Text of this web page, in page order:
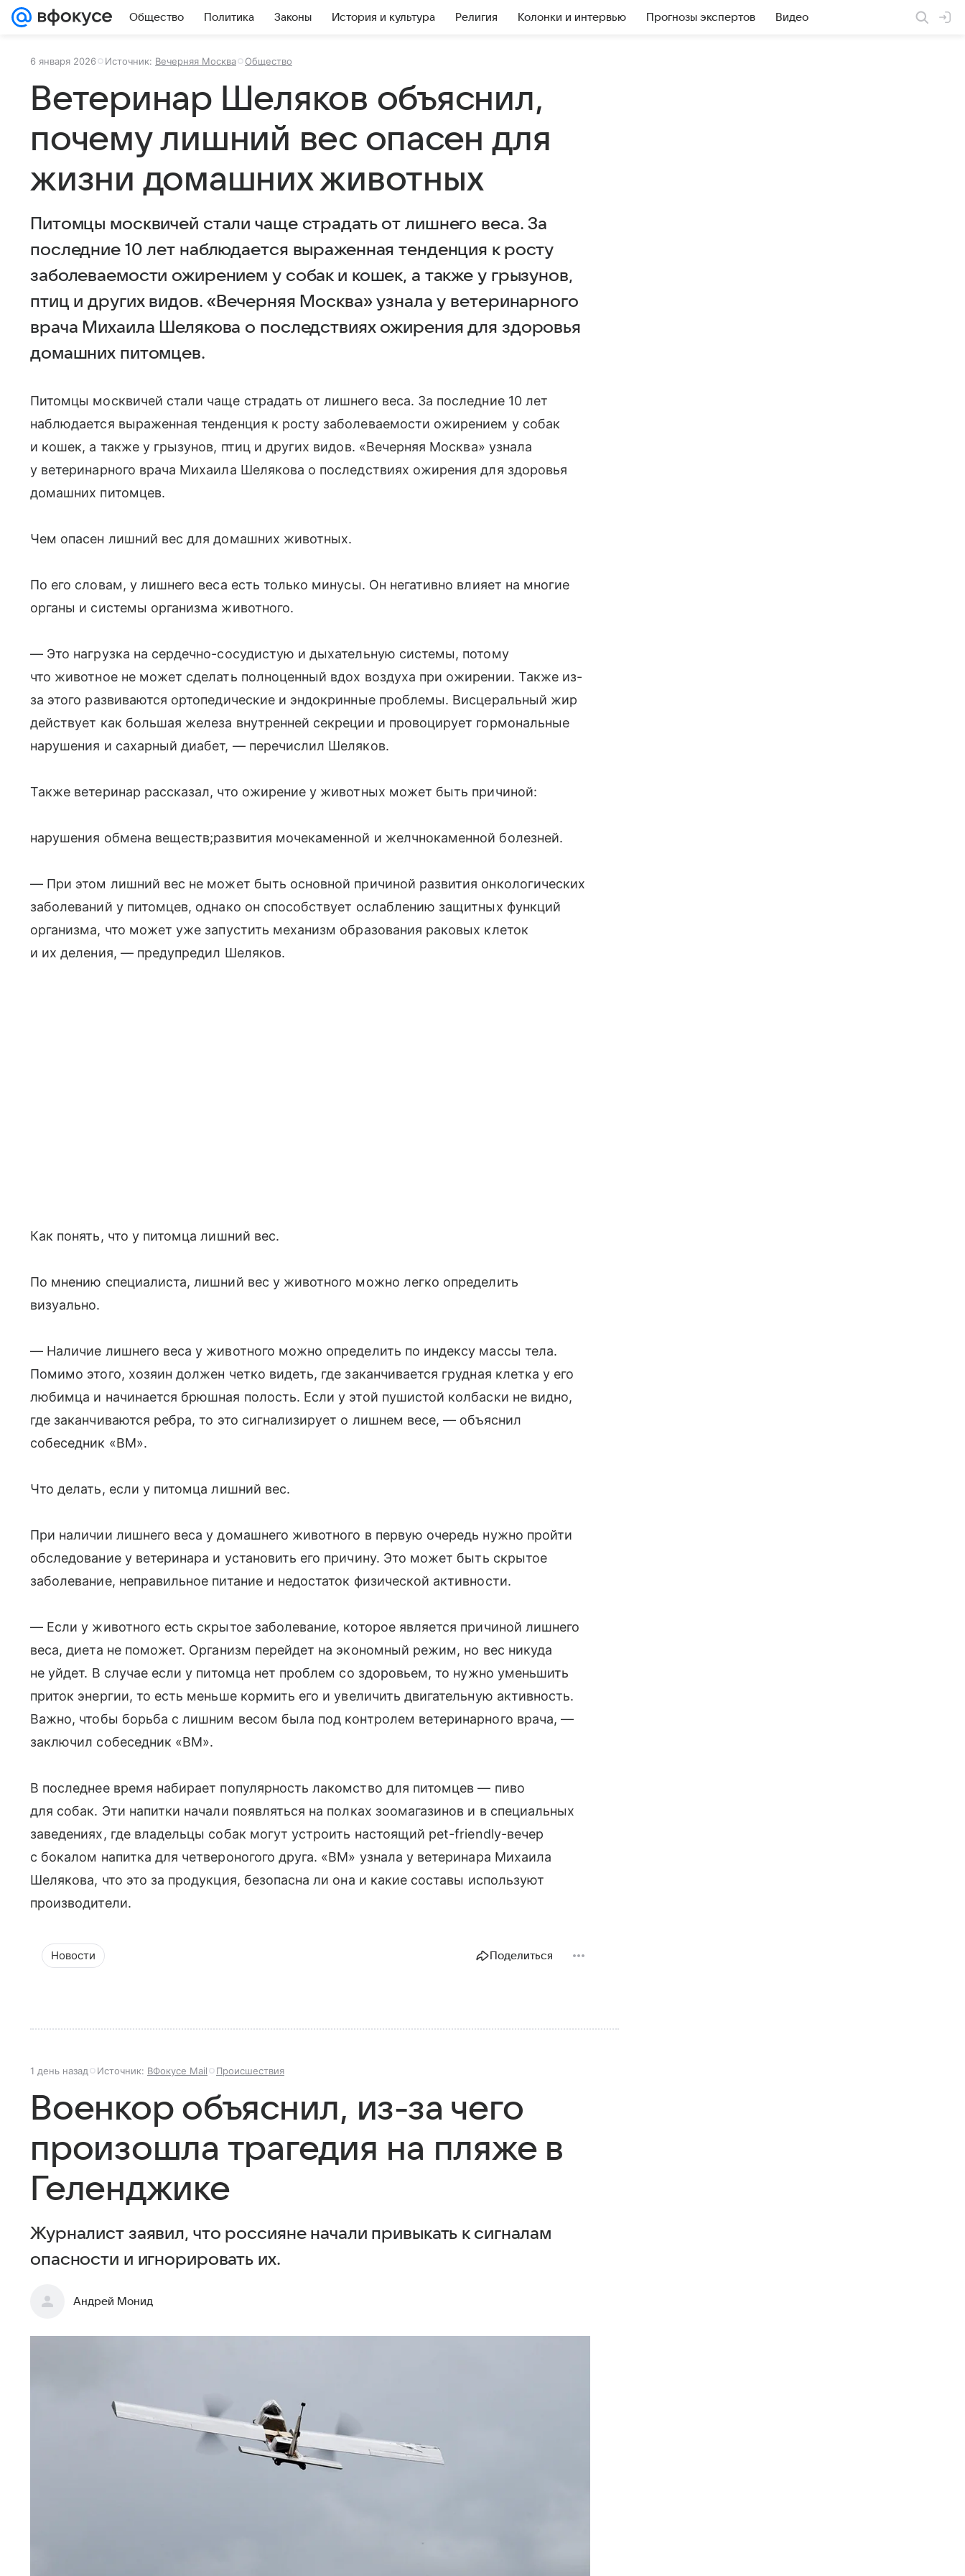
Общество Политика Законы История и культура Религия Колонки и интервью Прогнозы экспертов Видео
6 января 2026 Источник: Вечерняя Москва Общество
Ветеринар Шеляков объяснил,
почему лишний вес опасен для
жизни домашних животных
Питомцы москвичей стали чаще страдать от лишнего веса. За
последние 10 лет наблюдается выраженная тенденция к росту
заболеваемости ожирением у собак и кошек, а также у грызунов,
птиц и других видов. «Вечерняя Москва» узнала у ветеринарного
врача Михаила Шелякова о последствиях ожирения для здоровья
домашних питомцев.
Питомцы москвичей стали чаще страдать от лишнего веса. За последние 10 лет
наблюдается выраженная тенденция к росту заболеваемости ожирением у собак
и кошек, а также у грызунов, птиц и других видов. «Вечерняя Москва» узнала
у ветеринарного врача Михаила Шелякова о последствиях ожирения для здоровья
домашних питомцев.
Чем опасен лишний вес для домашних животных.
По его словам, у лишнего веса есть только минусы. Он негативно влияет на многие
органы и системы организма животного.
— Это нагрузка на сердечно-сосудистую и дыхательную системы, потому
что животное не может сделать полноценный вдох воздуха при ожирении. Также из-
за этого развиваются ортопедические и эндокринные проблемы. Висцеральный жир
действует как большая железа внутренней секреции и провоцирует гормональные
нарушения и сахарный диабет, — перечислил Шеляков.
Также ветеринар рассказал, что ожирение у животных может быть причиной:
нарушения обмена веществ;развития мочекаменной и желчнокаменной болезней.
— При этом лишний вес не может быть основной причиной развития онкологических
заболеваний у питомцев, однако он способствует ослаблению защитных функций
организма, что может уже запустить механизм образования раковых клеток
и их деления, — предупредил Шеляков.
Как понять, что у питомца лишний вес.
По мнению специалиста, лишний вес у животного можно легко определить
визуально.
— Наличие лишнего веса у животного можно определить по индексу массы тела.
Помимо этого, хозяин должен четко видеть, где заканчивается грудная клетка у его
любимца и начинается брюшная полость. Если у этой пушистой колбаски не видно,
где заканчиваются ребра, то это сигнализирует о лишнем весе, — объяснил
собеседник «ВМ».
Что делать, если у питомца лишний вес.
При наличии лишнего веса у домашнего животного в первую очередь нужно пройти
обследование у ветеринара и установить его причину. Это может быть скрытое
заболевание, неправильное питание и недостаток физической активности.
— Если у животного есть скрытое заболевание, которое является причиной лишнего
веса, диета не поможет. Организм перейдет на экономный режим, но вес никуда
не уйдет. В случае если у питомца нет проблем со здоровьем, то нужно уменьшить
приток энергии, то есть меньше кормить его и увеличить двигательную активность.
Важно, чтобы борьба с лишним весом была под контролем ветеринарного врача, —
заключил собеседник «ВМ».
В последнее время набирает популярность лакомство для питомцев — пиво
для собак. Эти напитки начали появляться на полках зоомагазинов и в специальных
заведениях, где владельцы собак могут устроить настоящий pet-friendly-вечер
с бокалом напитка для четвероногого друга. «ВМ» узнала у ветеринара Михаила
Шелякова, что это за продукция, безопасна ли она и какие составы используют
производители.
Новости Поделиться
1 день назад Источник: ВФокусе Mail Происшествия
Военкор объяснил, из-за чего
произошла трагедия на пляже в
Геленджике
Журналист заявил, что россияне начали привыкать к сигналам
опасности и игнорировать их.
Андрей Монид